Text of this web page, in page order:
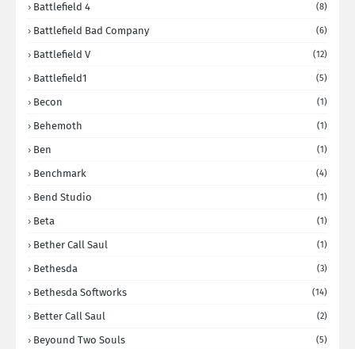
Battlefield 4 (8)
Battlefield Bad Company (6)
Battlefield V (12)
Battlefield1 (5)
Becon (1)
Behemoth (1)
Ben (1)
Benchmark (4)
Bend Studio (1)
Beta (1)
Bether Call Saul (1)
Bethesda (3)
Bethesda Softworks (14)
Better Call Saul (2)
Beyound Two Souls (5)